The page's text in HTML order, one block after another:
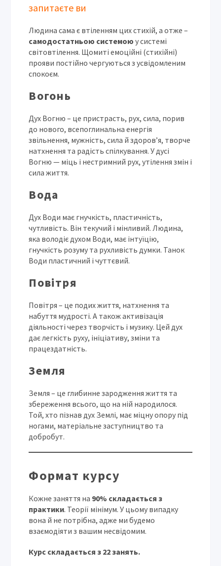
запитаєте ви
Людина сама є втіленням цих стихій, а отже –
самодостатньою системою у системі
світовтілення. Щомиті емоційні (стихійні)
прояви постійно чергуються з усвідомленим
спокоєм.
Вогонь
Дух Вогню – це пристрасть, рух, сила, порив
до нового, всепоглинальна енергія
звільнення, мужність, сила й здоров’я, творче
натхнення та радість спілкування. У дусі
Вогню — міць і нестримний рух, утілення змін і
сила життя.
Вода
Дух Води має гнучкість, пластичність,
чутливість. Він текучий і мінливий. Людина,
яка володіє духом Води, має інтуїцію,
гнучкість розуму та рухливість думки. Танок
Води пластичний і чуттєвий.
Повітря
Повітря – це подих життя, натхнення та
набуття мудрості. А також активізація
діяльності через творчість і музику. Цей дух
дає легкість руху, ініціативу, зміни та
працездатність.
Земля
Земля – це глибинне зародження життя та
збереження всього, що на ній народилося.
Той, хто пізнав дух Землі, має міцну опору під
ногами, матеріальне заступництво та
добробут.
Формат курсу
Кожне заняття на 90% складається з
практики. Теорії мінімум. У цьому випадку
вона й не потрібна, адже ми будемо
взаємодіяти з вашим несвідомим.
Курс складається з 22 занять.